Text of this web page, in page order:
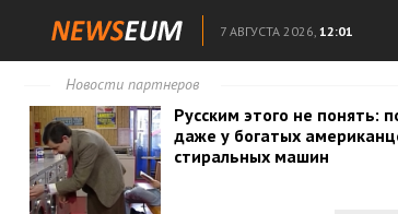
7 АВГУСТА 2026, 12:01
Новости партнеров
Русским этого не понять:
даже у богатых
стиральных машин